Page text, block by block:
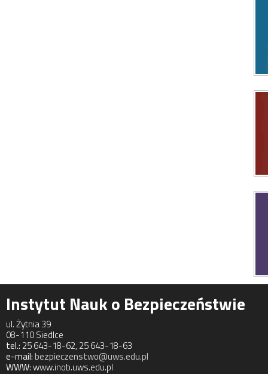
Instytut Nauk o Bezpieczeństwie
ul. Żytnia 39
08-110 Siedlce
tel.: 25 643-18-62, 25 643-18-63
e-mail:bezpieczenstwo@uws.edu.pl
WWW:www.inob.uws.edu.pl